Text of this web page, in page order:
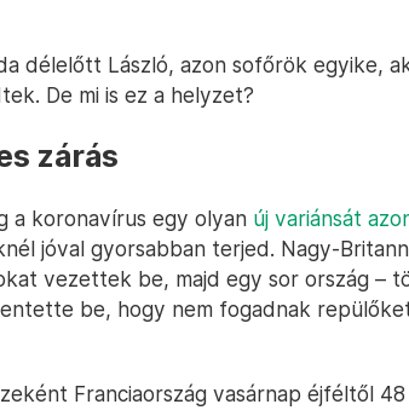
délelőtt László, azon sofőrök egyike,
De mi is ez a helyzet?
zárás
a koronavírus egy olyan új variánsát
jóval gyorsabban terjed. Nagy-
vezettek be, majd egy sor ország –
be, hogy nem fogadnak
Franciaország vasárnap éjféltől